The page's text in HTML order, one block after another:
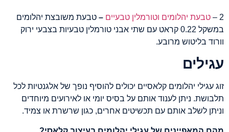
2 – טבעת יהלומים וטורמלין טבעיים – טבעת משובצת יהלומים
במשקל 0.22 קראט עם שתי אבני טורמלין טבעיות בצבעי ירוק
וורוד בליטוש מרובע.
עגילים
זוג עגילי יהלומים קלאסיים יכולים להוסיף נופך של אלגנטיות לכל
תלבושת. ניתן לענוד אותם על בסיס יומי או לאירועים מיוחדים
וניתן לשלב אותם עם תכשיטים אחרים, כגון שרשרת או צמיד.